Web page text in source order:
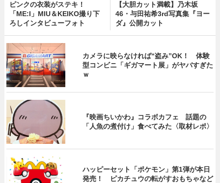
ピンクの衣装がステキ！
「ME:I」MIU＆KEIKO撮り下
ろしインタビューフォト
【大胆カット満載】乃木坂
46・与田祐希3rd写真集『ヨー
ダ』公開カット
カメラに映らなければ“盗み”OK！ 体験
型コンビニ「ギガマート展」がヤバすぎた
ｗ
『映画ちいかわ』コラボカフェ 話題の
「人魚の煮付け」食べてみた〈取材レポ〉
ハッピーセット「ポケモン」第1弾が本日
発売！ ピカチュウの転がすおもちゃなど